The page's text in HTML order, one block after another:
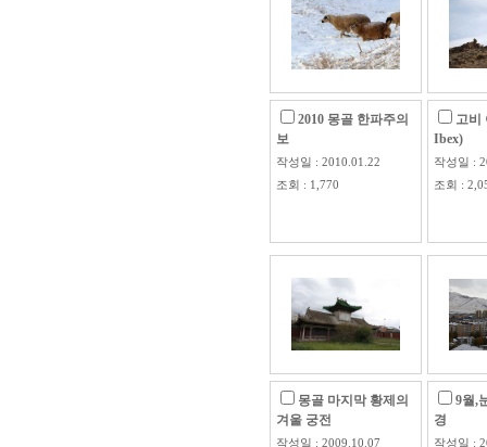
2010 몽골 한파주의
보
작성일 : 2010.01.22
조회 : 1,770
고비
Ibex)
작성일 :
조회 :
몽골 마지막 황제의
겨울 궁전
작성일 : 2009.10.07
9월,
경
작성일 :